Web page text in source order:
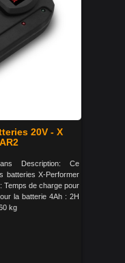
20V - X
ans Description: Ce
batteries X-Performer
Temps de charge pour
la batterie 4Ah : 2H
kg